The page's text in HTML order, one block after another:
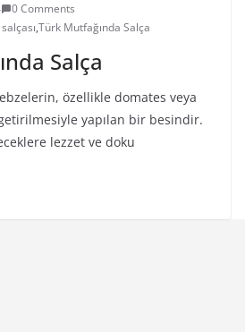
0 Comments
,Türk Mutfağında Salça
Salça
özellikle domates veya
yapılan bir besindir.
lezzet ve doku